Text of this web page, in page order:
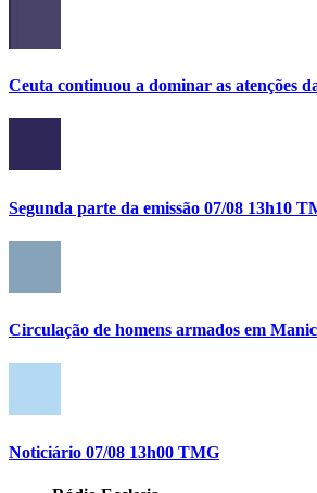
Ceuta continuou a dominar as atenções
Segunda parte da emissão 07/08 13h10
Circulação de homens armados em
Noticiário 07/08 13h00 TMG